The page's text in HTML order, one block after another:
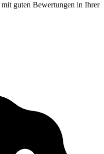
mit guten Bewertungen in Ihrer